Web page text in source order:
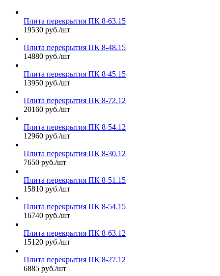
Плита перекрытия ПК 8-63.15
19530 руб./шт
Плита перекрытия ПК 8-48.15
14880 руб./шт
Плита перекрытия ПК 8-45.15
13950 руб./шт
Плита перекрытия ПК 8-72.12
20160 руб./шт
Плита перекрытия ПК 8-54.12
12960 руб./шт
Плита перекрытия ПК 8-30.12
7650 руб./шт
Плита перекрытия ПК 8-51.15
15810 руб./шт
Плита перекрытия ПК 8-54.15
16740 руб./шт
Плита перекрытия ПК 8-63.12
15120 руб./шт
Плита перекрытия ПК 8-27.12
6885 руб./шт